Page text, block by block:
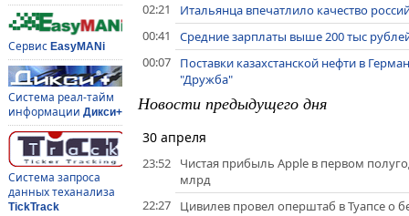
Сервис EasyMANi
Система реал-тайм
информации Дикси+
Система запроса
данных теханализа
TickTrack
02:21
Итальянца впечатлило качество
00:41
Средние зарплаты выше 200 тыс
00:07
Поставки казахстанской нефти в
"Дружба"
Новости предыдущего дня
30 апреля
23:52
Чистая прибыль Apple в первом
млрд
22:27
Цивилев провел оперштаб в Туапсе о